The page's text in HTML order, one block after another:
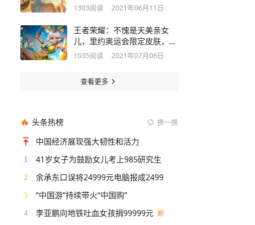
不失温柔
1303阅读 2021年06月11日
王者荣耀：不愧是天美亲女
儿，里约奥运会限定皮肤，热
情桑巴返场
1035阅读 2021年07月06日
查看更多
头条热榜 换一换
中国经济展现强大韧性和活力
1 41岁女子为鼓励女儿考上985研究生
2 余承东口误将24999元电脑报成2499
3 “中国游”持续带火“中国购”
4 李亚鹏向地铁吐血女孩捐99999元